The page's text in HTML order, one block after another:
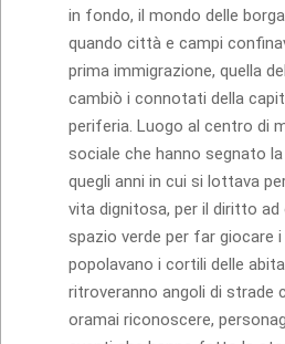
in fondo, il mondo delle
quando città e campi
prima immigrazione, quella
cambiò i connotati della
periferia. Luogo al centro di
sociale che hanno segnato
quegli anni in cui si lottava
vita dignitosa, per il diritto
spazio verde per far giocare i
popolavano i cortili delle
ritroveranno angoli di strade
oramai riconoscere,